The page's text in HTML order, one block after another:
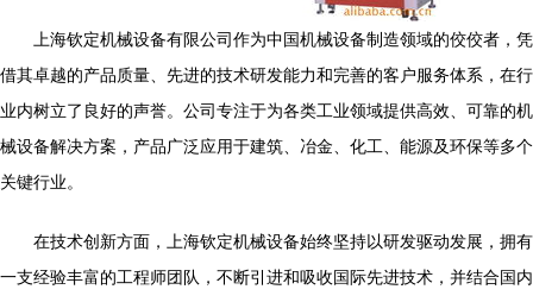
上海钦定机械设备有限公司作为中国机械设备制造领域的佼佼者，凭
借其卓越的产品质量、先进的技术研发能力和完善的客户服务体系，在行
业内树立了良好的声誉。公司专注于为各类工业领域提供高效、可靠的机
械设备解决方案，产品广泛应用于建筑、冶金、化工、能源及环保等多个
关键行业。
在技术创新方面，上海钦定机械设备始终坚持以研发驱动发展，拥有
一支经验丰富的工程师团队，不断引进和吸收国际先进技术，并结合国内